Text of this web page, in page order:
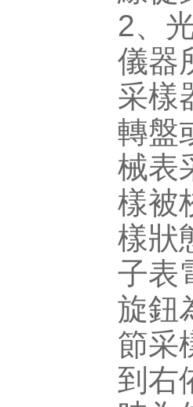
2、
儀器
采樣
轉盤
械表
樣被
樣狀
子表
旋鈕
節采
到右